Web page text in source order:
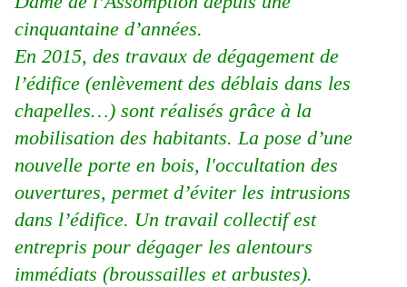
cinquantaine d’années.
En 2015, des travaux de dégagement de
l’édifice (enlèvement des déblais dans les
chapelles…) sont réalisés grâce à la
mobilisation des habitants. La pose d’une
nouvelle porte en bois, l'occultation des
ouvertures, permet d’éviter les intrusions
dans l’édifice. Un travail collectif est
entrepris pour dégager les alentours
immédiats (broussailles et arbustes).